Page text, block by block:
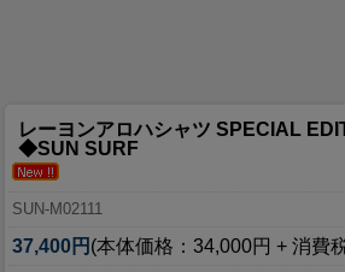
レーヨンアロハシャツ SPECIAL
◆SUN SURF
SUN-M02111
37,400円 (本体価格：34,000円 + 消費